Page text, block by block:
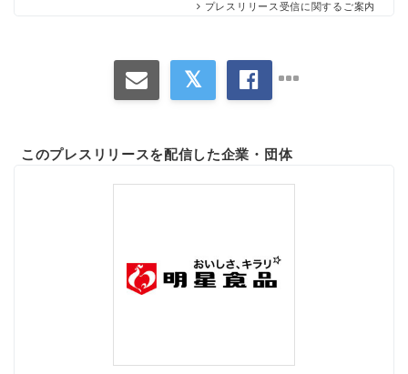
プレスリリース受信に関するご案内
このプレスリリースを配信した企業・団体